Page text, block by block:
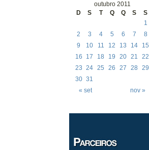
outubro 2011
D
S T Q Q S S
« set nov »
1
2
3 4 5 6 7
8
9
10 11 12 13 14
15
16
17 18 19 20 21
22
23 24 25 26 27 28
29
30 31